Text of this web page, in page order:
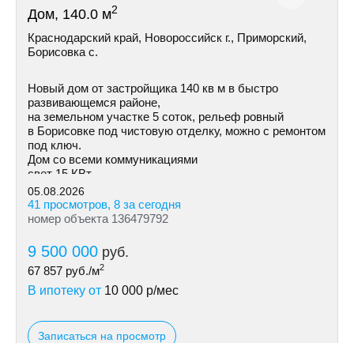
Дом, 140.0 м2
Краснодарский край, Новороссийск г., Приморский,
Борисовка с.
Новый дом от застройщика 140 кв м в быстро
развивающемся районе,
на земельном участке 5 соток, рельеф ровный
в Борисовке под чистовую отделку, можно с ремонтом
под ключ.
Дом со всеми коммуникациями
свет 15 КВт
индивидуальная скважина
септик
05.08.2026
41 просмотров, 8 за сегодня
номер объекта 136479792
9 500 000 руб.
67 857 руб./м2
В ипотеку от 10 000 р/мес
Записаться на просмотр